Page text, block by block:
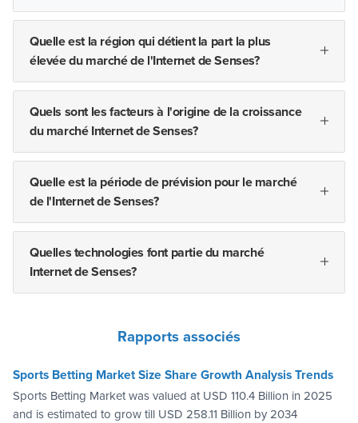
Quelle est la région qui détient la part la plus
élevée du marché de l'Internet de Senses?
Quels sont les facteurs à l'origine de la croissance
du marché Internet de Senses?
Quelle est la période de prévision pour le marché
de l'Internet de Senses?
Quelles technologies font partie du marché
Internet de Senses?
Rapports associés
Sports Betting Market Size Share Growth Analysis Trends
Sports Betting Market was valued at USD 110.4 Billion in 2025
and is estimated to grow till USD 258.11 Billion by 2034